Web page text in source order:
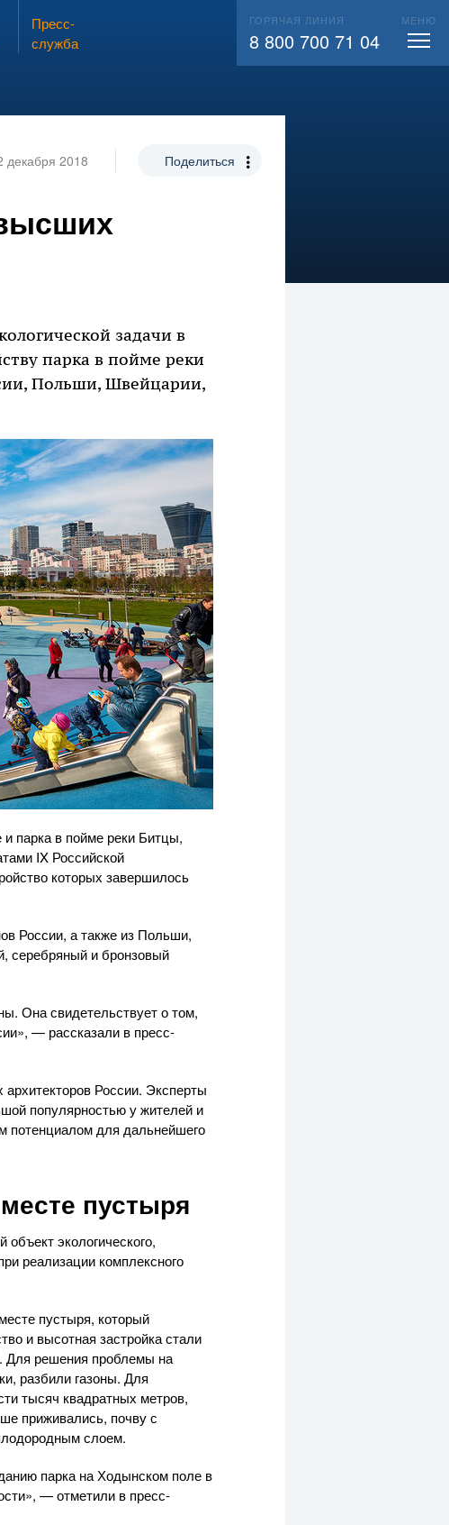
газа?
104 ВЫЗВАТЬ СЛЕСАРЯ
Пресс-
служба
ГОРЯЧАЯ ЛИНИЯ
8 800 700 71 04
МЕНЮ
декабря 2018 Поделиться
задачи в
парка в пойме реки
Польши, Швейцарии,
парка в пойме реки Битцы,
IX Российской
которых завершилось
России, а также из Польши,
серебряный и бронзовый
Она свидетельствует о том,
— рассказали в пресс-
России. Эксперты
популярностью у жителей и
потенциалом для дальнейшего
пустыря
экологического,
реализации комплексного
пустыря, который
и высотная застройка стали
Для решения проблемы на
разбили газоны. Для
тысяч квадратных метров,
приживались, почву с
слоем.
парка на Ходынском поле в
— отметили в пресс-